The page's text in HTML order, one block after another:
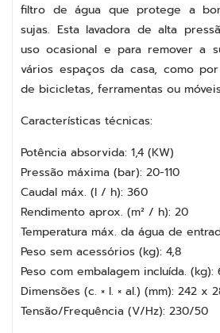
filtro de água que protege a
sujas. Esta lavadora de alta
uso ocasional e para remover a
vários espaços da casa, como
de bicicletas, ferramentas ou
Características técnicas:
Potência absorvida: 1,4 (KW)
Pressão máxima (bar): 20-110
Caudal máx. (l / h): 360
Rendimento aprox. (m² / h): 20
Temperatura máx. da água de
Peso sem acessórios (kg): 4,8
Peso com embalagem incluída. (kg):
Dimensões (c. × l. × al.) (mm): 242 x
Tensão/Frequência (V/Hz): 230/50